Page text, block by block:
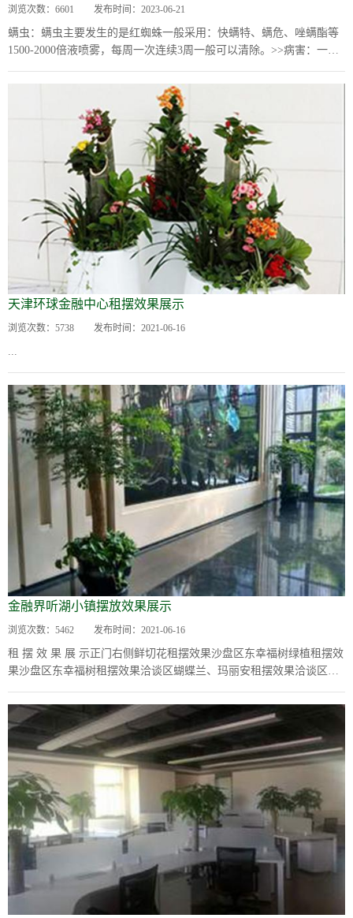
浏览次数： 6601 发布时间： 2023-06-21
螨虫：螨虫主要发生的是红蜘蛛一般采用：快螨特、螨危、唑螨酯等
1500-2000倍液喷雾，每周一次连续3周一般可以清除。>>病害：一般
天津环球金融中心租摆效果展示
浏览次数： 5738 发布时间： 2021-06-16
...
金融界听湖小镇摆放效果展示
浏览次数： 5462 发布时间： 2021-06-16
租 摆 效 果 展 示正门右侧鲜切花租摆效果沙盘区东幸福树绿植租摆效
果沙盘区东幸福树租摆效果洽谈区蝴蝶兰、玛丽安租摆效果洽谈区蝴